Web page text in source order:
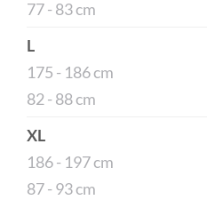
77 - 83 cm
L
175 - 186 cm
82 - 88 cm
XL
186 - 197 cm
87 - 93 cm